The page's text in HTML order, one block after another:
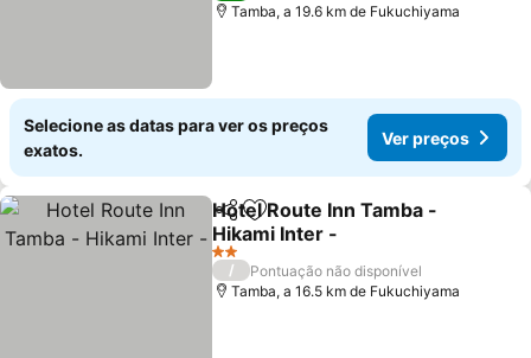
Tamba, a 19.6 km de Fukuchiyama
Selecione as datas para ver os preços
exatos.
Ver preços
PartilharAdicionar aos favoritos
Hotel Route Inn Tamba -
Hikami Inter -
2 Estrelas
/
Pontuação não disponível
Tamba, a 16.5 km de Fukuchiyama